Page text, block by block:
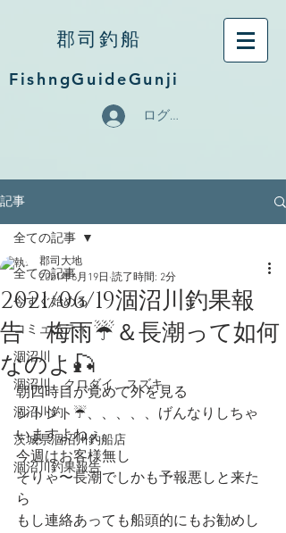
郡司釣船
FishngGuideGunji
ログイン
記事
全ての記事
今すぐ始める
コミュニティ
涸沼川
涸沼川、クロダイ、スズキ
涸沼川釣
茨城県涸沼川釣船店
涸沼川釣果報告
全ての記事
2021/06/19涸沼川釣果報
告 梅雨☔️＆長潮って如何
なのよ🎣
郡司大地
2021年6月19日 読了時間: 2分
朝四時目が覚めて外を見る
シトシト☔️、、、、、げんなりしちゃ
いますよねぇ
今週はお客様無し
そりゃ〜長潮でしかも予報悪しと来た
ら
もし連絡あっても船頭的にもお勧めし